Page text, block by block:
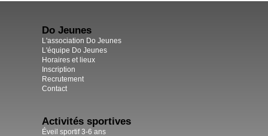
Do Jeunes
L'association Do Jeunes
L'équipe Do Jeunes
Horaires et lieux
Inscription
Recrutement
Contact
Activités sportives
Éveil sportif 3-6 ans